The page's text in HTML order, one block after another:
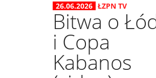
26.06.2026 ŁZPN TV
Bitwa o
i Copa
Kabanos